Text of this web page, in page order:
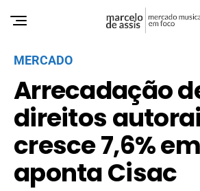
MERCADO
Arrecadação
direitos
cresce 7,6%
aponta Cisac